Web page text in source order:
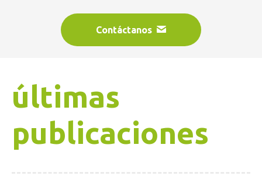
Contáctanos
últimas
publicaciones